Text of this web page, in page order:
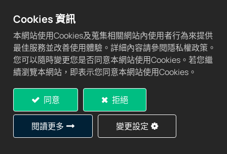
加入詢價車
規格表
Cookies 資訊
本網站使用Cookies及蒐集相關網站內使用者行為來提供
最佳服務並改善使用體驗。詳細內容請參閱隱私權政策。
您可以隨時變更您是否同意本網站使用Cookies。若您繼
續瀏覽本網站，即表示您同意本網站使用Cookies。
同意 拒絕
閱讀更多 變更設定